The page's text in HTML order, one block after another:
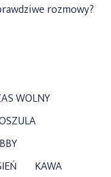
rozmowy?
WOLNY
KAWA